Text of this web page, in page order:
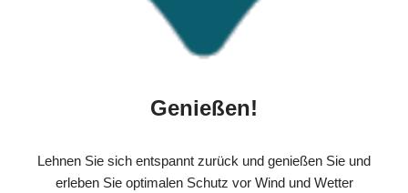
Genießen!
Lehnen Sie sich entspannt zurück und genießen Sie und
erleben Sie optimalen Schutz vor Wind und Wetter